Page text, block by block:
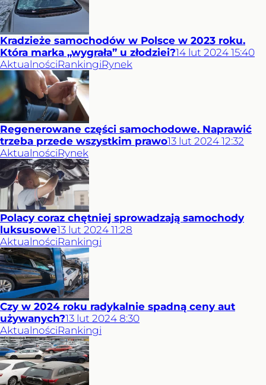
Kradzieże samochodów w Polsce w 2023 roku.
Która marka „wygrała” u złodziei?14 lut 2024 15:40
AktualnościRankingiRynek
Regenerowane części samochodowe. Naprawić
trzeba przede wszystkim prawo13 lut 2024 12:32
AktualnościRynek
Polacy coraz chętniej sprowadzają samochody
luksusowe13 lut 2024 11:28
AktualnościRankingi
Czy w 2024 roku radykalnie spadną ceny aut
używanych?13 lut 2024 8:30
AktualnościRankingi